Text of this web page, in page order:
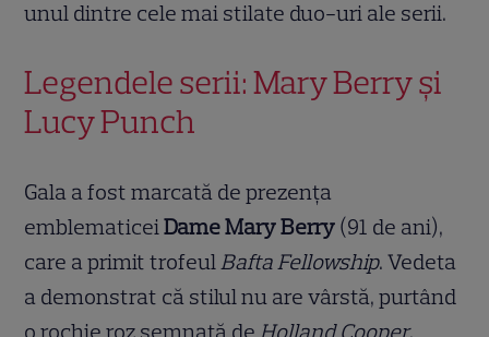
unul dintre cele mai stilate duo-uri ale serii.
Legendele serii: Mary Berry și
Lucy Punch
Gala a fost marcată de prezența
emblematiceiDame Mary Berry (91 de ani),
care a primit trofeulBafta Fellowship. Vedeta
a demonstrat că stilul nu are vârstă, purtând
o rochie roz semnată de Holland Cooper.